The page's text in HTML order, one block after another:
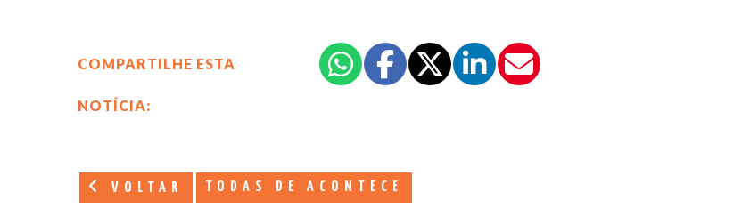
COMPARTILHE ESTA
NOTÍCIA:
VOLTAR TODAS DE ACONTECE